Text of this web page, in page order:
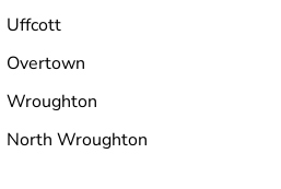
Uffcott
Overtown
Wroughton
North Wroughton